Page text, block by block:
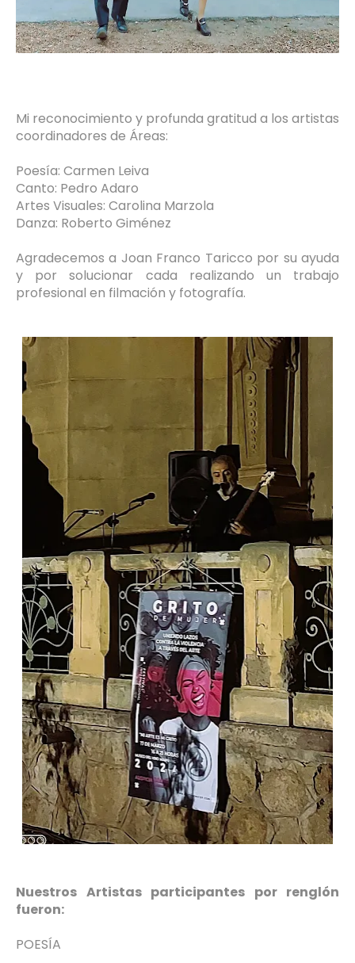
Mi reconocimiento y profunda gratitud a los artistas
coordinadores de Áreas:
Poesía: Carmen Leiva
Canto: Pedro Adaro
Artes Visuales: Carolina Marzola
Danza: Roberto Giménez
Agradecemos a Joan Franco Taricco por su ayuda
y por solucionar cada realizando un trabajo
profesional en filmación y fotografía.
Nuestros Artistas participantes por renglón
fueron:
POESÍA